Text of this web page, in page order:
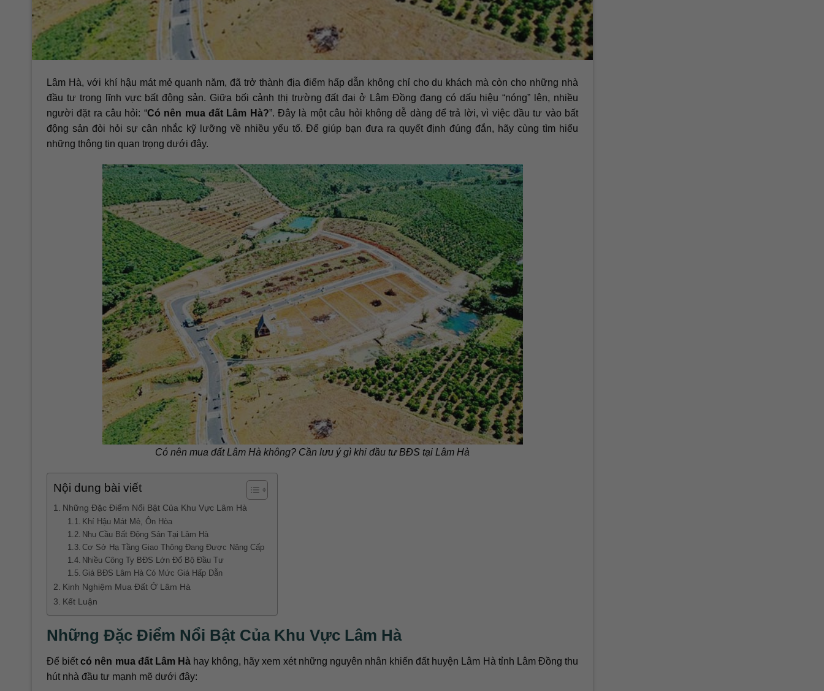
Lâm Hà, với khí hậu mát mẻ quanh năm, đã trở thành địa điểm hấp dẫn không chỉ cho du khách mà còn cho những nhà
đầu tư trong lĩnh vực bất động sản. Giữa bối cảnh thị trường đất đai ở Lâm Đồng đang có dấu hiệu “nóng” lên, nhiều
người đặt ra câu hỏi: “Có nên mua đất Lâm Hà?”. Đây là một câu hỏi không dễ dàng để trả lời, vì việc đầu tư vào bất
động sản đòi hỏi sự cân nhắc kỹ lưỡng về nhiều yếu tố. Để giúp bạn đưa ra quyết định đúng đắn, hãy cùng tìm hiểu
những thông tin quan trọng dưới đây.
Có nên mua đất Lâm Hà không? Cần lưu ý gì khi đầu tư BĐS tại Lâm Hà
Nội dung bài viết
Những Đặc Điểm Nổi Bật Của Khu Vực Lâm Hà
Khí Hậu Mát Mẻ, Ôn Hòa
Nhu Cầu Bất Động Sản Tại Lâm Hà
Cơ Sở Hạ Tầng Giao Thông Đang Được Nâng Cấp
Nhiều Công Ty BĐS Lớn Đổ Bộ Đầu Tư
Giá BĐS Lâm Hà Có Mức Giá Hấp Dẫn
Kinh Nghiệm Mua Đất Ở Lâm Hà
Kết Luận
Những Đặc Điểm Nổi Bật Của Khu Vực Lâm Hà
Để biếtcó nên mua đất Lâm Hàhay không, hãy xem xét những nguyên nhân khiến đất huyện Lâm Hà tỉnh Lâm Đồng thu
hút nhà đầu tư mạnh mẽ dưới đây: